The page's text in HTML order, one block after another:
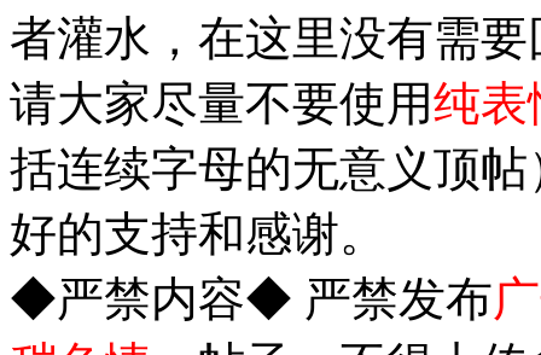
者灌水，在这里没有需
请大家尽量不要使用纯表
括连续字母的无意义顶
好的支持和感谢。
◆严禁内容◆ 严禁发布